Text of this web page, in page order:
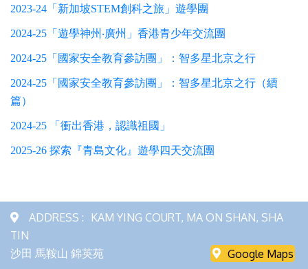
2023-24「新加坡STEM創科之旅」遊學團
2024-25「遊學神州‧廣州」香港青少年交流團
2024-25「國家安全教育參訪團」：智多星北京之行
2024-25「國家安全教育參訪團」：智多星北京之行（續
篇）
2024-25 「衝出香港，認識祖國」
2025-26 探索『青島文化』遊學四天交流團
ADDRESS : KAM YING COURT, MA ON SHAN, SHA
TIN
沙田 馬鞍山 錦英苑
Google Maps